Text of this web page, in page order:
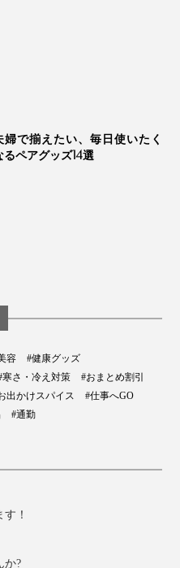
婦で揃えたい、毎日使いたく
るペアグッズ14選
容
#健康グッズ
寒さ・冷え対策
#おまとめ割引
出かけスパイス
#仕事へGO
#通勤
！
か?